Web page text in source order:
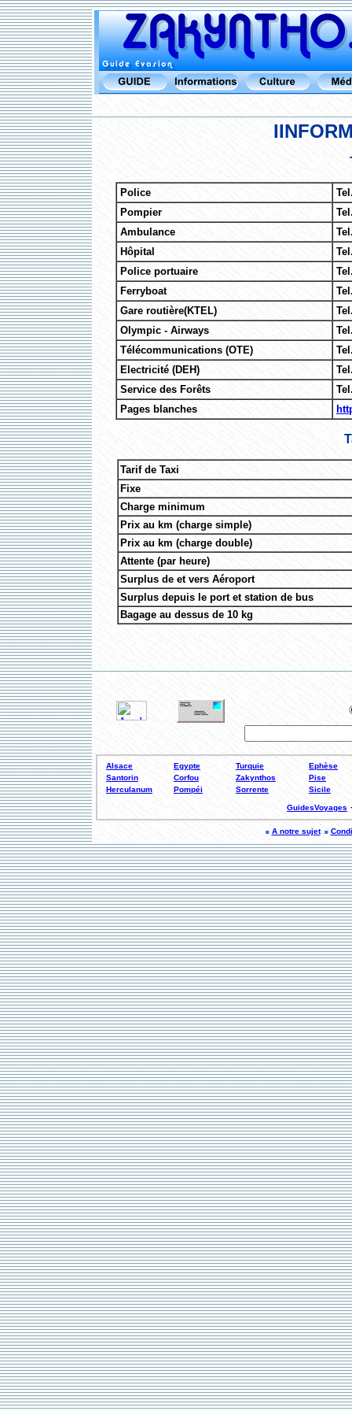
Police
Pompier
Ambulance
Hôpital
Police portuaire
Ferryboat
Gare routière(KTEL)
Olympic - Airways
Télécommunications (OTE)
Electricité (DEH)
Service des Forêts
Pages blanches
Tarif de Taxi
Fixe
Charge minimum
Prix au km (charge simple)
Prix au km (charge double)
Attente (par heure)
Surplus de et vers Aéroport
Surplus depuis le port et station de bus
Bagage au dessus de 10 kg
Alsace Egypte Turquie
Ephèse
Santorin
Corfou Zakynthos
Pise
Herculanum
Pompéi Sorrente Sicile
GuidesVoyages
A notre sujet